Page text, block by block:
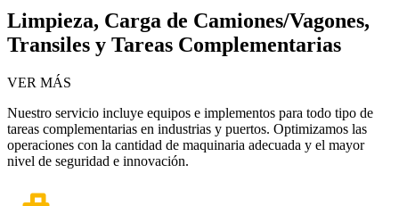
Limpieza, Carga de Camiones/Vagones,
Transiles y Tareas Complementarias
VER MÁS
Nuestro servicio incluye equipos e implementos para todo tipo de
tareas complementarias en industrias y puertos. Optimizamos las
operaciones con la cantidad de maquinaria adecuada y el mayor
nivel de seguridad e innovación.